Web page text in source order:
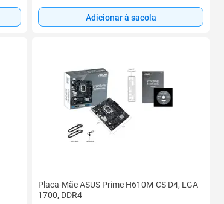
Adicionar à sacola
Placa-Mãe ASUS Prime H610M-CS D4, LGA
1700, DDR4